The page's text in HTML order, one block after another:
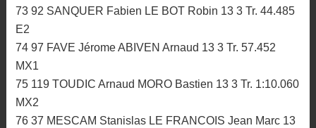
73 92 SANQUER Fabien LE BOT Robin 13 3 Tr. 44.485
E2
74 97 FAVE Jérome ABIVEN Arnaud 13 3 Tr. 57.452
MX1
75 119 TOUDIC Arnaud MORO Bastien 13 3 Tr. 1:10.060
MX2
76 37 MESCAM Stanislas LE FRANCOIS Jean Marc 13